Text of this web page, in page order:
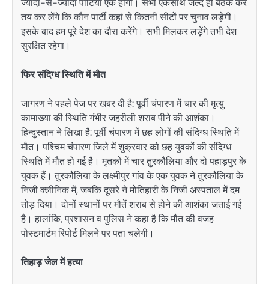
ज्यादा-से-ज्यादा पार्टियां एक होंगी। सभी एकसाथ जल्द ही बैठक कर
तय कर लेंगे कि कौन पार्टी कहां से कितनी सीटों पर चुनाव लड़ेगी।
इसके बाद हम पूरे देश का दौरा करेंगे। सभी मिलकर लड़ेंगे तभी देश
सुरक्षित रहेगा।
फिर संदिग्ध स्थिति में मौत
जागरण ने पहले पेज पर खबर दी है: पूर्वी चंपारण में चार की मृत्यु
कामाख्या की स्थिति गंभीर जहरीली शराब पीने की आशंका।
हिन्दुस्तान ने लिखा है: पूर्वी चंपारण में छह लोगों की संदिग्ध स्थिति में
मौत। पश्चिम चंपारण जिले में शुक्रवार को छह युवकों की संदिग्ध
स्थिति में मौत हो गई है। मृतकों में चार तुरकौलिया और दो पहाड़पुर के
युवक हैं। तुरकौलिया के लक्ष्मीपुर गांव के एक युवक ने तुरकौलिया के
निजी क्लीनिक में, जबकि दूसरे ने मोतिहारी के निजी अस्पताल में दम
तोड़ दिया। दोनों स्थानों पर मौतें शराब से होने की आशंका जताई गई
है। हालांकि, प्रशासन व पुलिस ने कहा है कि मौत की वजह
पोस्टमार्टम रिपोर्ट मिलने पर पता चलेगी।
तिहाड़ जेल में हत्या